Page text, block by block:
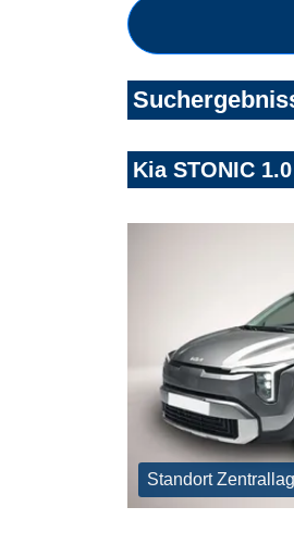
Kia STONIC
Standort